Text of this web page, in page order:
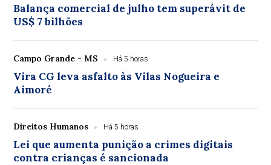
Balança comercial de julho tem superávit de
US$ 7 bilhões
Campo Grande - MS Há 5 horas
Vira CG leva asfalto às Vilas Nogueira e
Aimoré
Direitos Humanos Há 5 horas
Lei que aumenta punição a crimes digitais
contra crianças é sancionada